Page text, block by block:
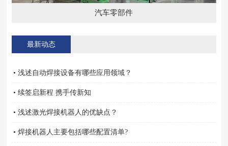
汽车零部件
最新动态
• 浅述自动焊接设备有哪些应用领域？
• 续签启新程 携手传新知
• 浅述激光焊接机器人的优缺点？
• 焊接机器人主要包括哪些配置清单?